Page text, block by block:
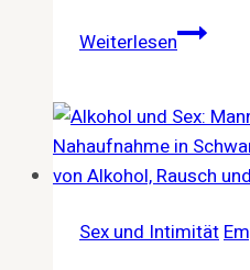
WeiterlesenAlkohol
Warum
du
nachts
Sex und Intimität